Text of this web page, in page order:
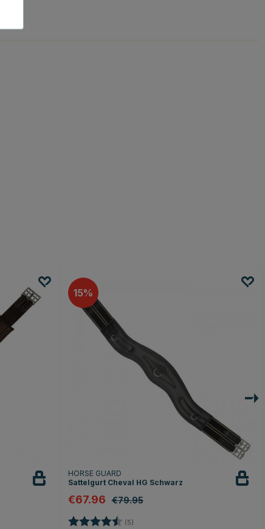
15
HORSE GUARD
Sattelgurt Cheval HG Schwarz
€67.96 €79.95
Bewertung: (5)